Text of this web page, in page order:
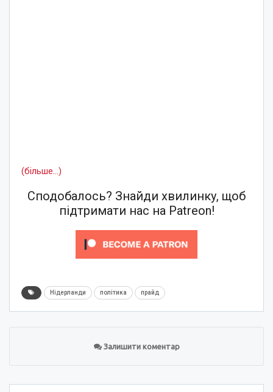
(більше…)
Сподобалось? Знайди хвилинку, щоб
підтримати нас на Patreon!
Нідерланди політика прайд
Залишити коментар